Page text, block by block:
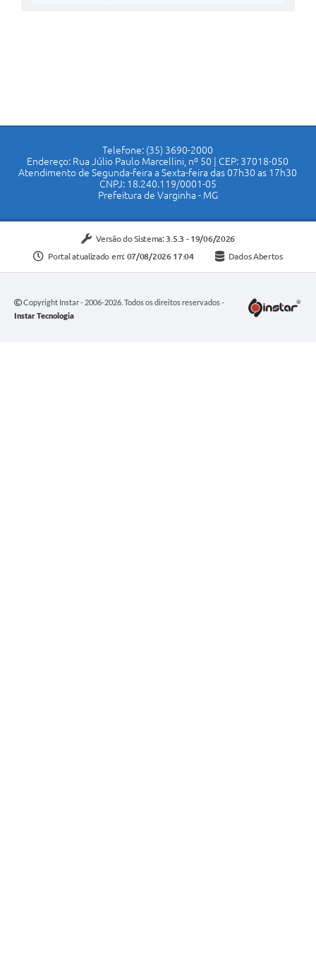
Telefone: (35) 3690-2000
Endereço: Rua Júlio Paulo Marcellini, nº 50 | CEP: 37018-050
Atendimento de Segunda-feira a Sexta-feira das 07h30 as 17h30
CNPJ: 18.240.119/0001-05
Prefeitura de Varginha - MG
Versão do Sistema: 3.5.3 - 19/06/2026
Portal atualizado em: 07/08/2026 17:04 Dados Abertos
Copyright Instar - 2006-2026. Todos os direitos reservados -
Instar Tecnologia